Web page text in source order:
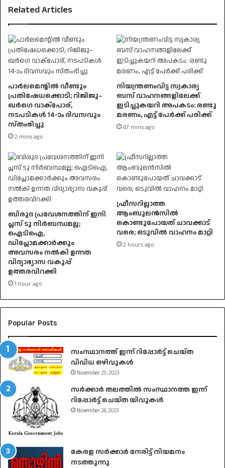
Related Articles
പാർലമെന്റിൽ വീണ്ടും
പ്രതിഷേധക്കൊടി; റിജിജു–
ഖർഗെ വാക്പോര്,
നടപടികൾ 14-ാം ദിവസവും
സ്തംഭിച്ചു
2 mins ago
നിയന്ത്രണംവിട്ട സ്വകാര്യ
ബസ് വാഹനങ്ങളിലേക്ക്
ഇടിച്ചുകയറി അപകടം: രണ്ടു
മരണം, എട്ട് പേർക്ക് പരിക്ക്
47 mins ago
ബിരുദ പ്രവേശനത്തിന് ഇനി
പ്ലസ് ടു നിർബന്ധമല്ല;
ഐടിഐ,
ഡിപ്ലോമക്കാർക്കും
അവസരം നൽകി ഉന്നത
വിദ്യാഭ്യാസ വകുപ്പ്
ഉത്തരവിറക്കി
1 hour ago
ഫ്രീസറില്ലാത്ത
ആംബുലൻസിൽ
കൊണ്ടുപോയത് ചാവക്കാട്
വരെ; ഒടുവിൽ വാഹനം മാറ്റി
2 hours ago
Popular Posts
സംസ്ഥാനത്ത് ഇന്ന് റിപ്പോർട്ട് ചെയ്ത
വിവിധ ഒഴിവുകൾ
November 23, 2023
സർക്കാർ തലത്തിൽ സംസ്ഥാനത്ത ഇന്ന്
റിപ്പോർട്ട് ചെയ്ത യിവുകൾ
November 24, 2023
കേരള സർക്കാർ നേരിട്ട് നിയമനം
നടത്തുന്നു